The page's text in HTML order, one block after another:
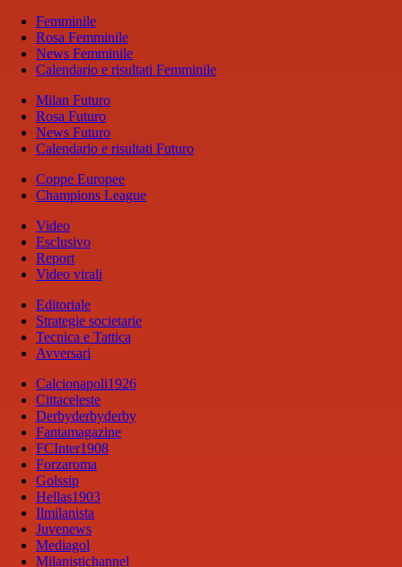
Femminile
Rosa Femminile
News Femminile
Calendario e risultati Femminile
Milan Futuro
Rosa Futuro
News Futuro
Calendario e risultati Futuro
Coppe Europee
Champions League
Video
Esclusivo
Report
Video virali
Editoriale
Strategie societarie
Tecnica e Tattica
Avversari
Calcionapoli1926
Cittaceleste
Derbyderbyderby
Fantamagazine
FCInter1908
Forzaroma
Golssip
Hellas1903
Ilmilanista
Juvenews
Mediagol
Milanistichannel